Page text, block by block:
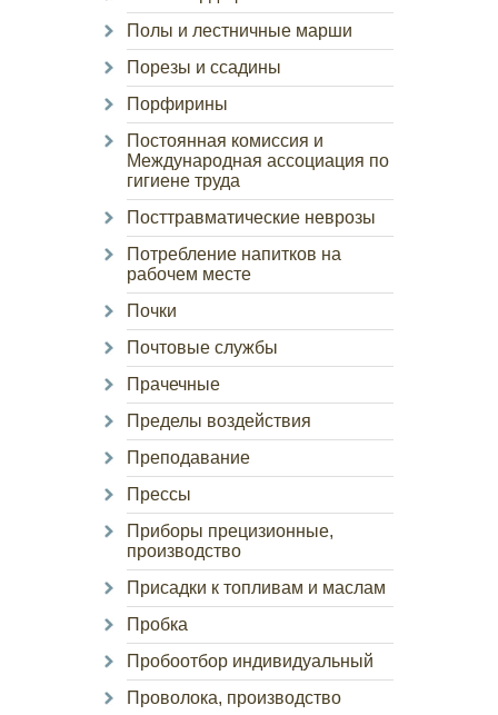
Полы и лестничные марши
Порезы и ссадины
Порфирины
Постоянная комиссия и
Международная ассоциация по
гигиене труда
Посттравматические неврозы
Потребление напитков на
рабочем месте
Почки
Почтовые службы
Прачечные
Пределы воздействия
Преподавание
Прессы
Приборы прецизионные,
производство
Присадки к топливам и маслам
Пробка
Пробоотбор индивидуальный
Проволока, производство